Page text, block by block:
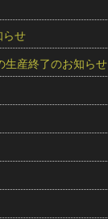
らせ
生産終了のお知らせ